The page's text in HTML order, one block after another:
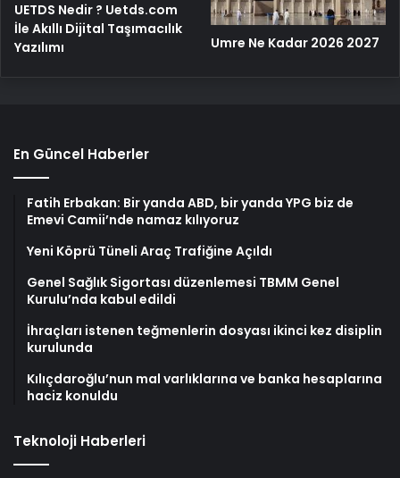
UETDS Nedir ? Uetds.com
İle Akıllı Dijital Taşımacılık
Yazılımı
Umre Ne Kadar 2026 2027
En Güncel Haberler
Fatih Erbakan: Bir yanda ABD, bir yanda YPG biz de
Emevi Camii’nde namaz kılıyoruz
Yeni Köprü Tüneli Araç Trafiğine Açıldı
Genel Sağlık Sigortası düzenlemesi TBMM Genel
Kurulu’nda kabul edildi
İhraçları istenen teğmenlerin dosyası ikinci kez disiplin
kurulunda
Kılıçdaroğlu’nun mal varlıklarına ve banka hesaplarına
haciz konuldu
Teknoloji Haberleri